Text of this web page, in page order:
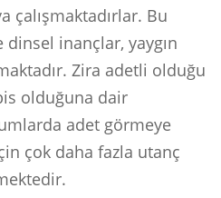
çalışmaktadırlar. Bu
inançlar, yaygın
Zira adetli olduğu
olduğuna dair
adet görmeye
çok daha fazla utanç